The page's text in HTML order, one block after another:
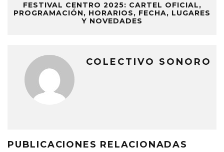
FESTIVAL CENTRO 2025: CARTEL OFICIAL,
PROGRAMACIÓN, HORARIOS, FECHA, LUGARES
Y NOVEDADES
COLECTIVO SONORO
PUBLICACIONES RELACIONADAS